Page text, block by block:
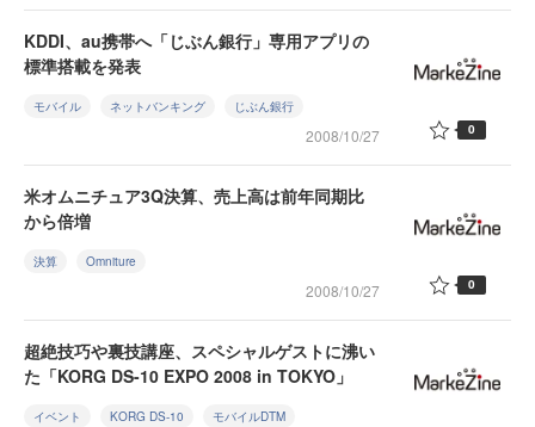
KDDI、au携帯へ「じぶん銀行」専用アプリの
標準搭載を発表
モバイル ネットバンキング じぶん銀行
2008/10/27 0
米オムニチュア3Q決算、売上高は前年同期比
から倍増
決算 Omniture
2008/10/27 0
超絶技巧や裏技講座、スペシャルゲストに沸い
た「KORG DS-10 EXPO 2008 in TOKYO」
イベント KORG DS-10 モバイルDTM